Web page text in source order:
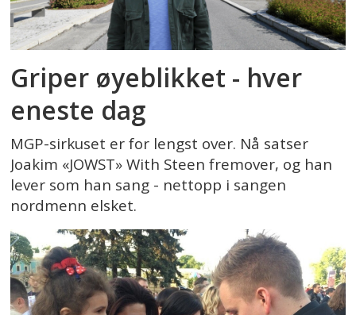
Griper øyeblikket - hver
eneste dag
MGP-sirkuset er for lengst over. Nå satser
Joakim «JOWST» With Steen fremover, og han
lever som han sang - nettopp i sangen
nordmenn elsket.